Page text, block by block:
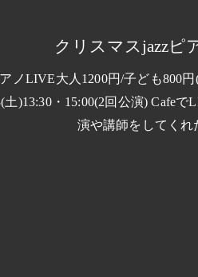
クリスマスjazzピ
ノLIVE大人1200円/子ども800
土)13:30・15:00(2回公演) Cafe
演や講師をしてくれ